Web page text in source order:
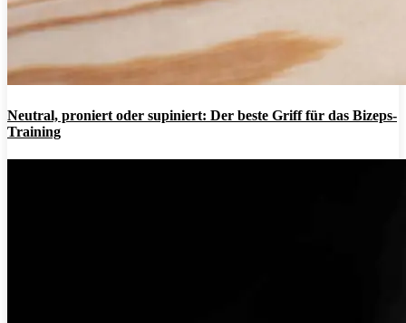
Neutral, proniert oder supiniert: Der beste Griff für das Bizeps-
Training